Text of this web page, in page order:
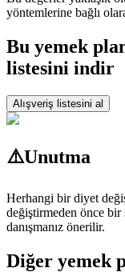
yöntemlerine bağlı
Bu yemek
listesini indir
Alışveriş listesini al
⚠️Unutma
Herhangi bir diyet
değiştirmeden önce bir
danışmanız önerilir.
Diğer yemek